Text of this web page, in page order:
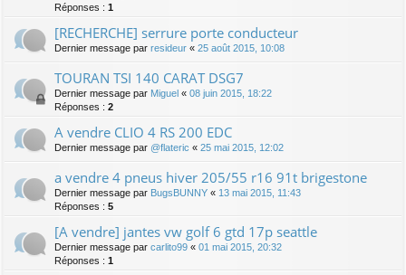
Réponses : 1
[RECHERCHE] serrure porte conducteur
Dernier message par resideur « 25 août 2015, 10:08
TOURAN TSI 140 CARAT DSG7
Dernier message par Miguel « 08 juin 2015, 18:22
Réponses : 2
A vendre CLIO 4 RS 200 EDC
Dernier message par @flateric « 25 mai 2015, 12:02
a vendre 4 pneus hiver 205/55 r16 91t brigestone
Dernier message par BugsBUNNY « 13 mai 2015, 11:43
Réponses : 5
[A vendre] jantes vw golf 6 gtd 17p seattle
Dernier message par carlito99 « 01 mai 2015, 20:32
Réponses : 1